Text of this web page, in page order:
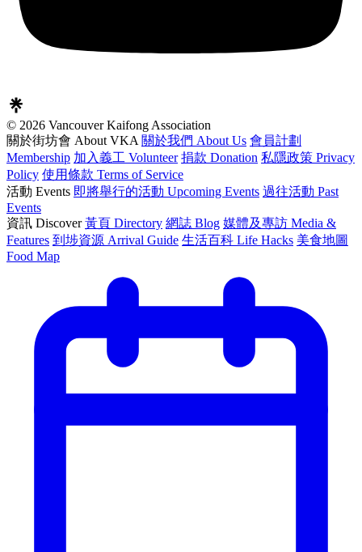
© 2026 Vancouver Kaifong Association
關於街坊會 About VKA 關於我們 About Us 會員計劃
Membership 加入義工 Volunteer 捐款 Donation 私隱政策 Privacy
Policy 使用條款 Terms of Service
活動 Events 即將舉行的活動 Upcoming Events 過往活動 Past
Events
資訊 Discover 黃頁 Directory 網誌 Blog 媒體及專訪 Media &
Features 到埗資源 Arrival Guide 生活百科 Life Hacks 美食地圖
Food Map